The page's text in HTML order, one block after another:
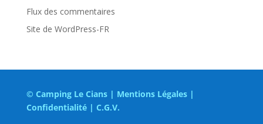
Flux des commentaires
Site de WordPress-FR
© Camping Le Cians | Mentions Légales|
Confidentialité| C.G.V.